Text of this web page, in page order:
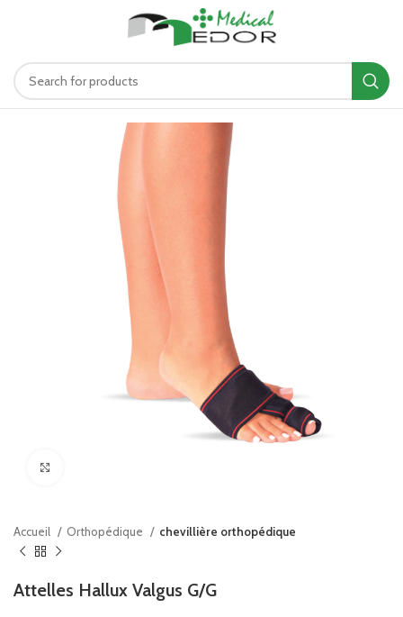
Accueil Orthopédique chevillière orthopédique
Attelles Hallux Valgus G/G